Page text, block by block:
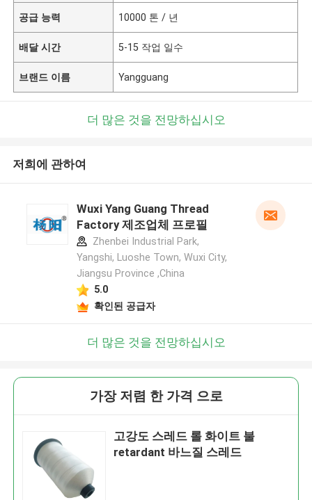
공급 능력 10000 톤 / 년
배달 시간 5-15 작업 일수
브랜드 이름 Yangguang
더 많은 것을 전망하십시오
저희에 관하여
Wuxi Yang Guang Thread
Factory 제조업체 프로필
Zhenbei Industrial Park,
Yangshi, Luoshe Town, Wuxi City,
Jiangsu Province ,China
5.0
확인된 공급자
더 많은 것을 전망하십시오
가장 저렴 한 가격 으로
고강도 스레드 롤 화이트 불
retardant 바느질 스레드